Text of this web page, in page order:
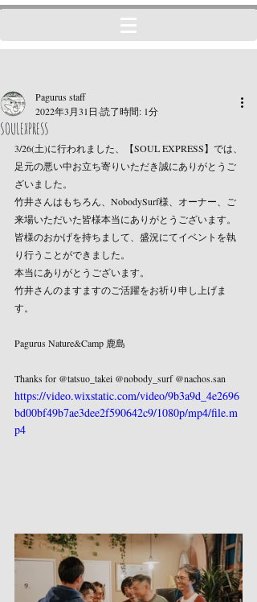
SOULEXPRESS
Pagurus staff
2022年3月31日 読了時間: 1分
3/26(土)に行われました、【SOUL EXPRESS】では、
足元の悪い中お立ち寄りいただき誠にありがとうご
ざいました。
竹井さんはもちろん、NobodySurf様、オーナー、ご
来場いただいた皆様本当にありがとうございます。
皆様のおかげを持ちまして、盛況にてイベントを執
り行うことができました。
本当にありがとうございます。
竹井さんのますますのご活躍をお祈り申し上げま
す。
Pagurus Nature&Camp 鹿島
Thanks for @tatsuo_takei @nobody_surf @nachos.san
https://video.wixstatic.com/video/9b3a9d_4e2696
bd00bf49b7ae3dee2f590642c9/1080p/mp4/file.m
p4